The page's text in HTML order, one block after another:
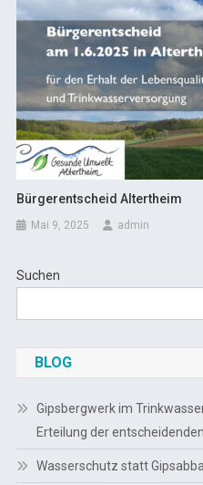
Bürgerentscheid Altertheim
Mai 9, 2025 admin
Suchen
BLOG
Gipsbergwerk im
Erteilung der
Wasserschutz statt